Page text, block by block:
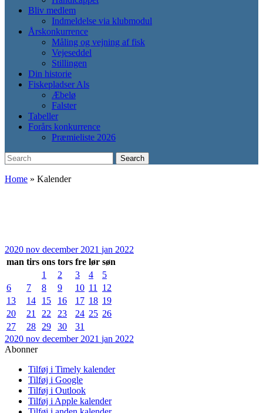
Bliv medlem
Indmeldelse via klubmodul
Årskonkurrence
Måling og vejning af fisk
Vejeseddel
Stillingen
Din historie
Fiskepladser Als
Æbelø
Falster
Tabeller
Forårs konkurrence
Præmieliste 2026
Search
for:
Search
Home » Kalender
2020 nov december 2021 jan 2022
man tirs ons tors fre lør søn
1
2 3 4
5
6
7 8 9 10 11
12
13
14 15 16 17 18 19
20
21 22 23 24 25 26
27
28 29 30
31
2020 nov december 2021 jan 2022
Abonner
Tilføj i Timely kalender
Tilføj i Google
Tilføj i Outlook
Tilføj i Apple kalender